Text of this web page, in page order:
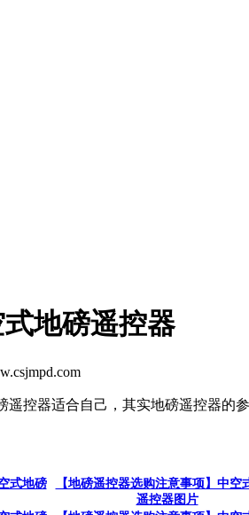
式地磅遥控器
控器适合自己，其实地磅遥控器
式地磅
【地磅遥控器选购注意事项】中空
遥控器图片